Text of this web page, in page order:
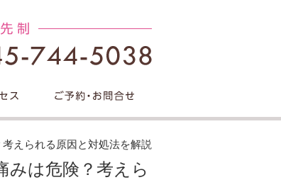
えられる原因と対処法を解説
みは危険？考えら